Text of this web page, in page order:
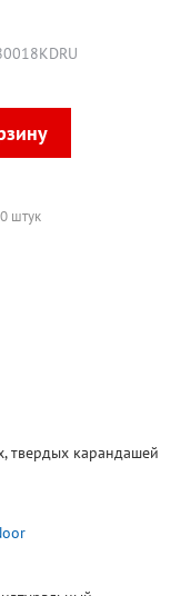
штук
твердых карандашей